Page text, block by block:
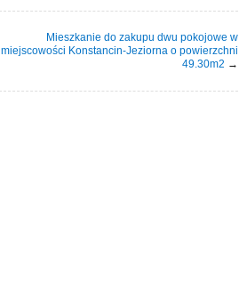
Mieszkanie do zakupu dwu pokojowe w
miejscowości Konstancin-Jeziorna o powierzchni
49.30m2 →